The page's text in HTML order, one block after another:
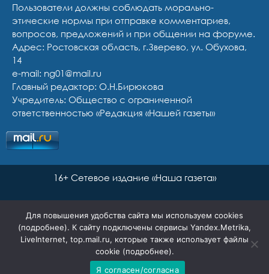
Пользователи должны соблюдать морально-
этические нормы при отправке комментариев,
вопросов, предложений и при общении на форуме.
Адрес: Ростовская область, г.Зверево, ул. Обухова,
14
e-mail: ng01@mail.ru
Главный редактор: О.Н.Бирюкова
Учредитель: Общество с ограниченной
ответственностью «Редакция «Нашей газеты»
16+ Сетевое издание «Наша газета»
Для повышения удобства сайта мы используем cookies
(подробнее). К сайту подключены сервисы Yandex.Metrika,
LiveInternet, top.mail.ru, которые также использует файлы
cookie (подробнее).
Я согласен/согласна